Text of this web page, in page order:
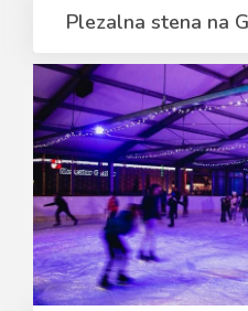
Plezalna stena na